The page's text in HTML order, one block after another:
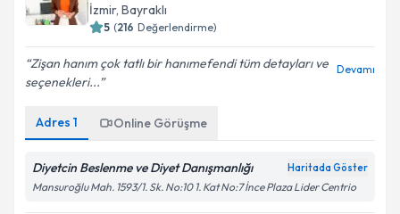
İzmir, Bayraklı
5 (216 Değerlendirme)
Zişan hanım çok tatlı bir hanımefendi tüm detayları ve
seçenekleri...
Devamı
Adres 1 Online Görüşme
Diyetcin Beslenme ve Diyet Danışmanlığı Haritada Göster
Mansuroğlu Mah. 1593/1. Sk. No:10 1. Kat No:7 İnce Plaza Lider Centrio